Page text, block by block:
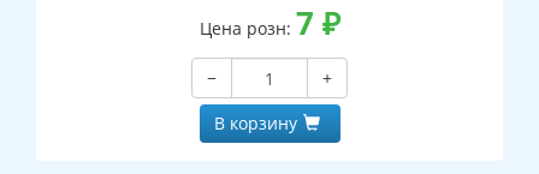
Цена розн: 7 ₽
−
+
В корзину